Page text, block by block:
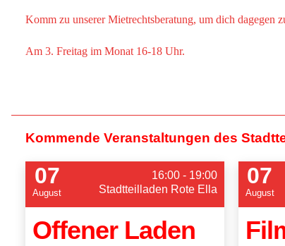
Komm zu unserer Mietrechtsberatung, um dich dagegen
Am 3. Freitag im Monat 16-18 Uhr.
Kommende Veranstaltungen des
07
August
16:00 - 19:00
Stadtteilladen Rote Ella
Offener Laden
07
August